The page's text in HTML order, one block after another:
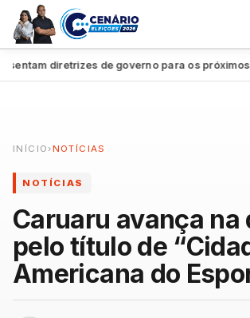
diretrizes de governo para os próximos
INÍCIO › NOTÍCIAS
NOTÍCIAS
Caruaru avança na
pelo título de
Americana do